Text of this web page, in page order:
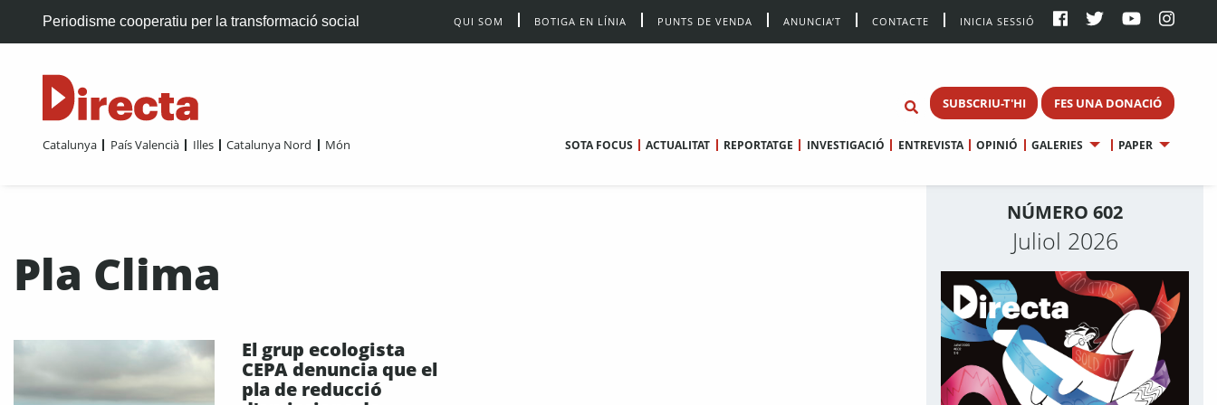
Periodisme cooperatiu per la transformació social QUI SOM BOTIGA EN LÍNIA PUNTS DE VENDA ANUNCIA’T CONTACTE INICIA SESSIÓ
SUBSCRIU-T'HI FES UNA DONACIÓ
Catalunya País Valencià Illes Catalunya Nord Món SOTA FOCUS ACTUALITAT REPORTATGE INVESTIGACIÓ ENTREVISTA OPINIÓ GALERIES PAPER
Pla Clima
El grup ecologista
CEPA denuncia que el
pla de reducció
NÚMERO 602
Juliol 2026